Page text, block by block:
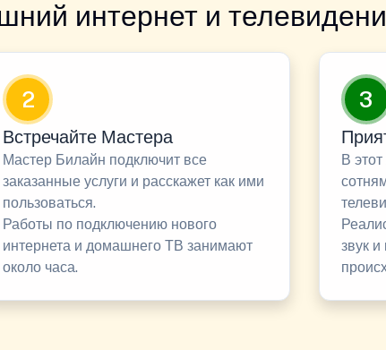
интернет и
2
Встречайте Мастера
Мастер Билайн подключит все
заказанные услуги и расскажет как ими
пользоваться.
Работы по подключению нового
интернета и домашнего ТВ занимают
около часа.
3
В
звук